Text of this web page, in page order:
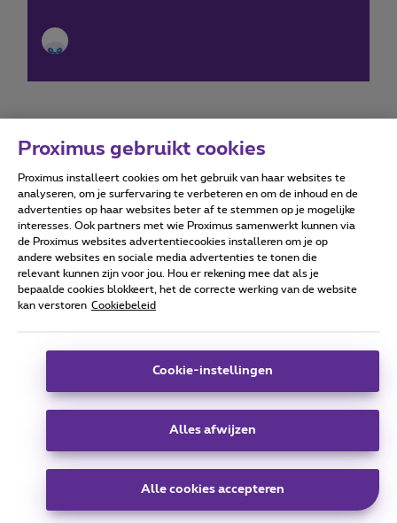
Forumvoorwaarden Accessibility statement
Alle rechten voorbehouden. © Proximus
Algemene voorwaarden, consumenteninfo
Deze website is gecreëerd en wordt beheerd conform het
Koning Albert II-laan 27 - B-1030 Brussel.
Carrier & Wholesale Solutions
Telindus
|Sitemap
Proximus gebruikt cookies
Proximus installeert cookies om het gebruik van haar websites te
analyseren, om je surfervaring te verbeteren en om de inhoud en de
advertenties op haar websites beter af te stemmen op je mogelijke
interesses. Ook partners met wie Proximus samenwerkt kunnen via
de Proximus websites advertentiecookies installeren om je op
andere websites en sociale media advertenties te tonen die
relevant kunnen zijn voor jou. Hou er rekening mee dat als je
bepaalde cookies blokkeert, het de correcte werking van de website
kan verstoren Cookiebeleid
Cookie-instellingen
Alles afwijzen
Alle cookies accepteren